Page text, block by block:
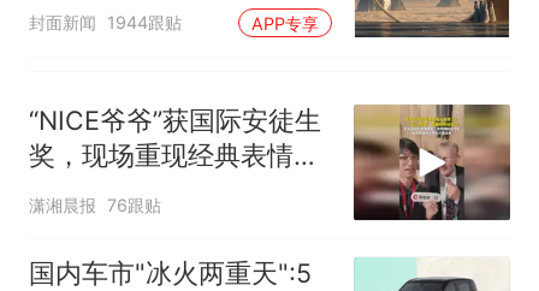
披露
封面新闻 1944跟贴 APP专享
“NICE爷爷”获国际安徒生
奖，现场重现经典表情
包，向中国粉丝问好
潇湘晨报 76跟贴
国内车市"冰火两重天":5